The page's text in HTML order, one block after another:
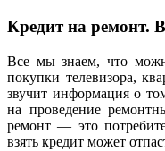
Кредит на ремонт.
Все мы знаем, что
покупки телевизора,
звучит информация о
на проведение
ремонт — это
взять кредит может